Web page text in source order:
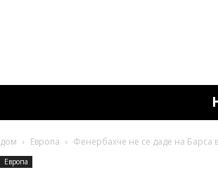
дом Европа Фенербахче не се даде на Барса
Европа